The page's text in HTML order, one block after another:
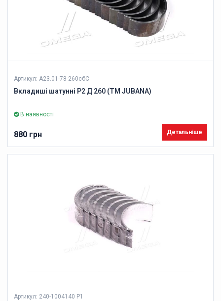
Артикул: А23.01-78-260сбС
Вкладиші шатунні Р2 Д 260 (ТМ JUBANA)
В наявності
880 грн Детальніше
Артикул: 240-1004140 Р1